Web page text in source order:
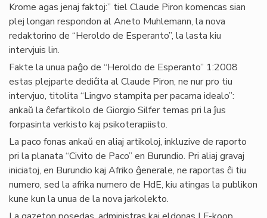
Krome agas jenaj faktoj:” tiel Claude Piron komencas sian
plej longan respondon al Aneto Muhlemann, la nova
redaktorino de “Heroldo de Esperanto”, la lasta kiu
intervjuis lin.
Fakte la unua paĝo de “Heroldo de Esperanto” 1:2008
estas plejparte dediĉita al Claude Piron, ne nur pro tiu
intervjuo, titolita “Lingvo stampita per pacama idealo”:
ankaŭ la ĉefartikolo de Giorgio Silfer temas pri la ĵus
forpasinta verkisto kaj psikoterapiisto.
La paco fonas ankaŭ en aliaj artikoloj, inkluzive de raporto
pri la planata “Civito de Paco” en Burundio. Pri aliaj gravaj
iniciatoj, en Burundio kaj Afriko ĝenerale, ne raportas ĉi tiu
numero, sed la afrika numero de HdE, kiu atingas la publikon
kune kun la unua de la nova jarkolekto.